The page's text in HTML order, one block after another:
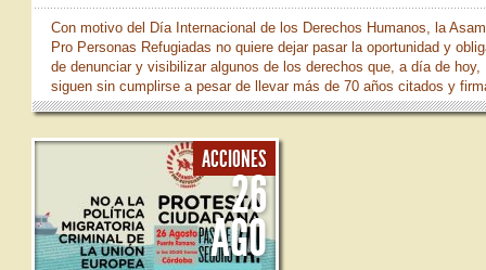
Con motivo del Día Internacional de los Derechos Humanos, la
Pro Personas Refugiadas no quiere dejar pasar la oportunidad y
de denunciar y visibilizar algunos de los derechos que, a día de hoy,
siguen sin cumplirse a pesar de llevar más de 70 años citados y
por múltiples países que, aun habiendo adquirido este compromiso,
viernes, 13 de diciembre, a las 19.00 en el Bulevar de Gran Capitán,
ACCIONES
26
AGO